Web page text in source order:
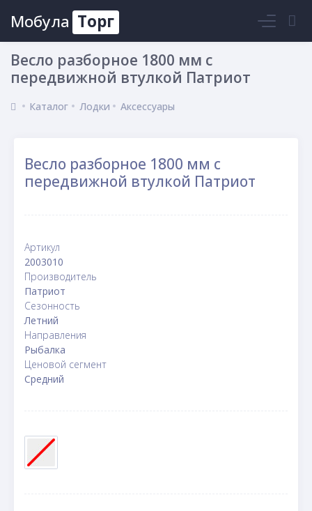
Мобула Торг Войти
Весло разборное 1800 мм с
передвижной втулкой Патриот
Каталог Лодки Аксессуары
Весло разборное 1800 мм с
передвижной втулкой Патриот
Артикул
2003010
Производитель
Патриот
Сезонность
Летний
Направления
Рыбалка
Ценовой сегмент
Средний